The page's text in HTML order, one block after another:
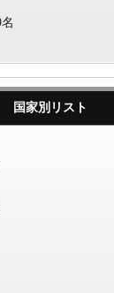
国家別リスト